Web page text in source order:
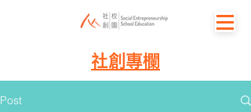
社創專欄
Post